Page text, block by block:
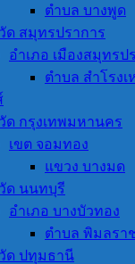
ตำบล บางพูด
ด สมุทรปราการ
อำเภอ เมืองสมุทรป
ตำบล สำโรงเ
ด กรุงเทพมหานคร
เขต จอมทอง
แขวง บางมด
ด นนทบุรี
อำเภอ บางบัวทอง
ตำบล พิมลรา
ด ปทุมธานี